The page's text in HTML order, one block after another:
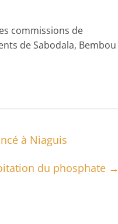
commissions de
de Sabodala, Bembou
à Niaguis
du phosphate →